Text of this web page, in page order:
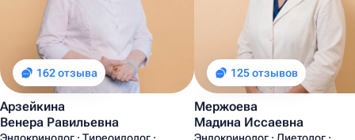
162 отзыва
Арзейкина
Венера Равильевна
125 отзывов
Мержоева
Мадина Иссаевна